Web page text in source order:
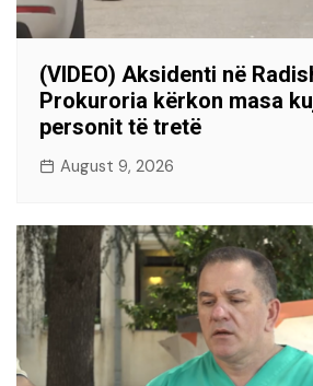
(VIDEO) Aksidenti në
Prokuroria kërkon masa
personit të tretë
August 9, 2026